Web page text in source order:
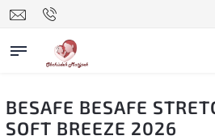
BESAFE BESAFE
SOFT BREEZE 2026